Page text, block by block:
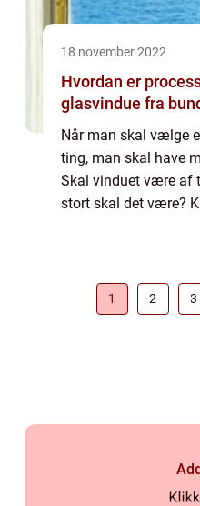
18 november 2022
Hvordan er
glasvindue fra
Når man skal vælge
ting, man skal have
Skal vinduet være af
stort skal det være?
1 2 3